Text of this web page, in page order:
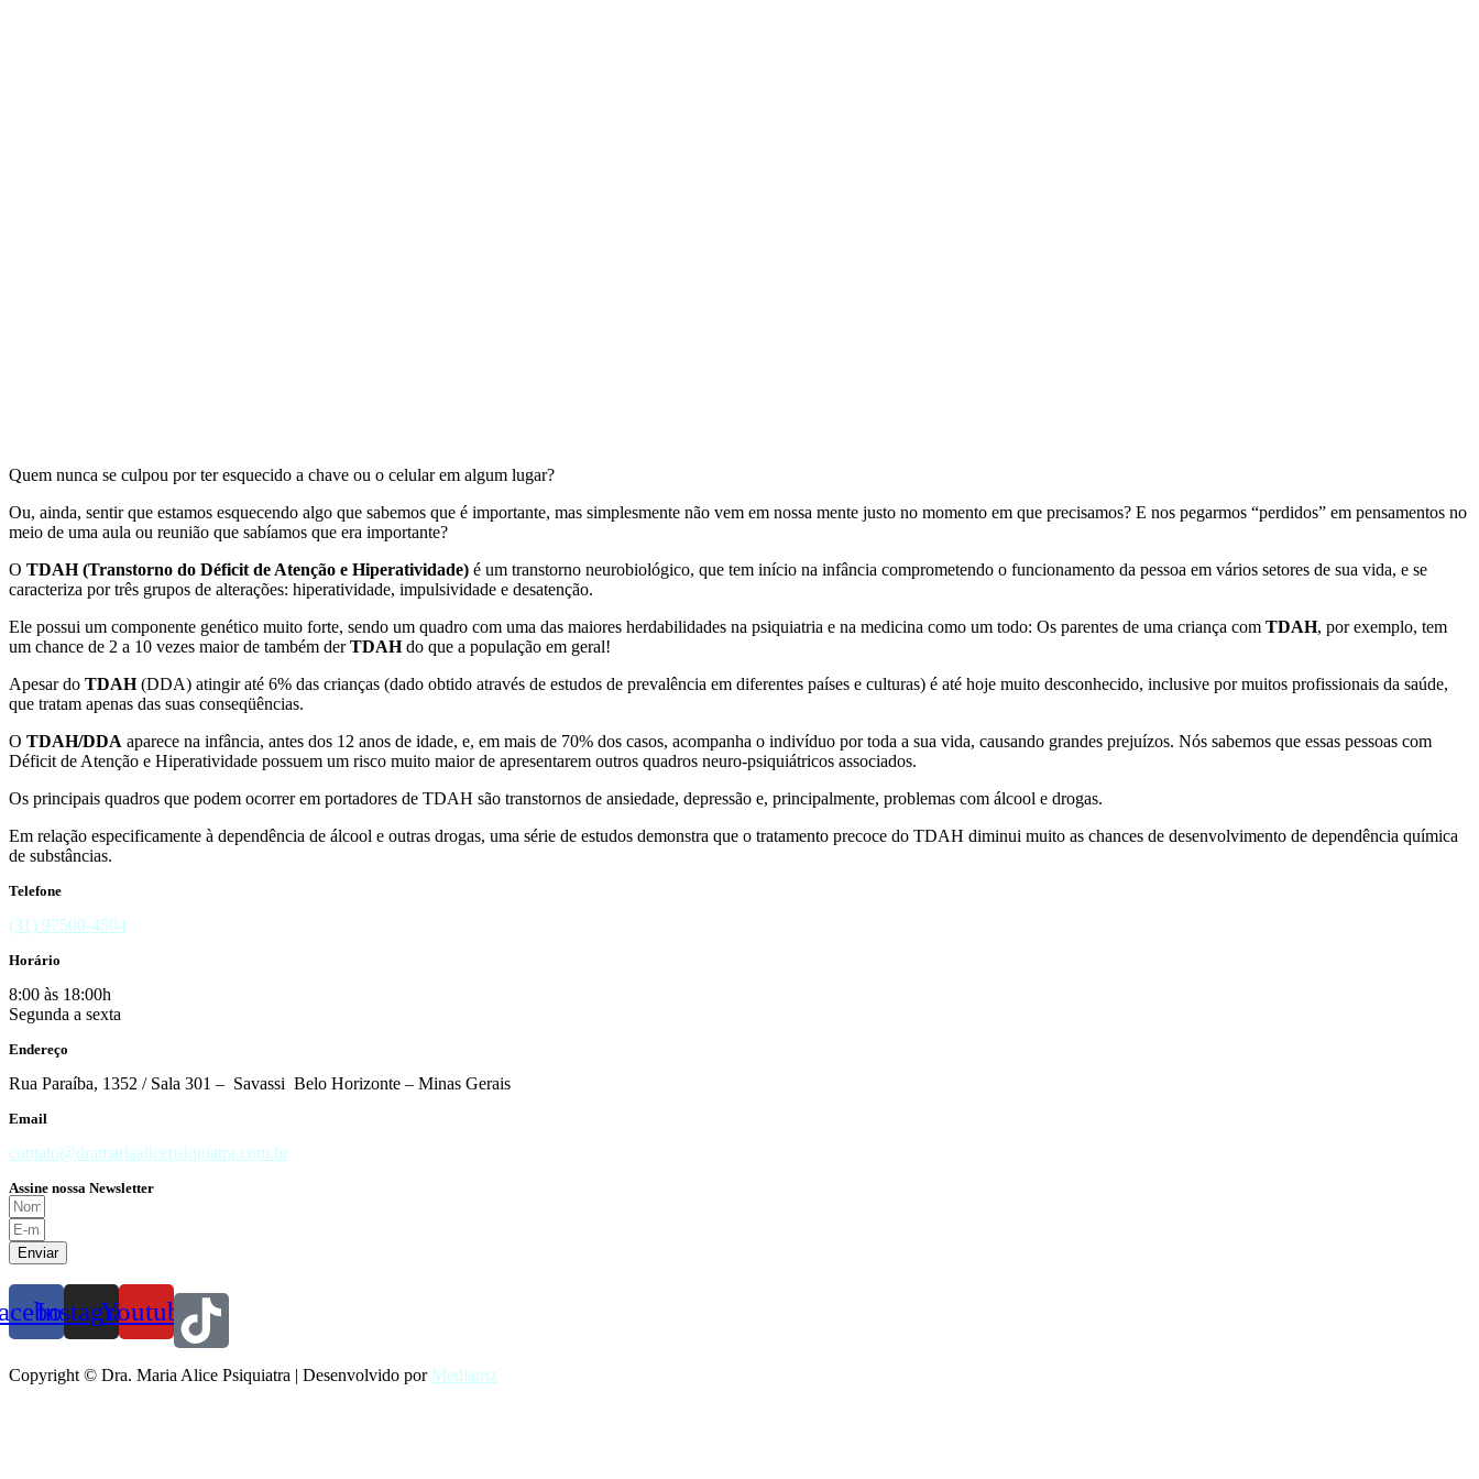
Quem nunca se culpou por ter esquecido a chave ou o celular em algum lugar?
Ou, ainda, sentir que estamos esquecendo algo que sabemos que é importante, mas simplesmente não vem em nossa mente justo no momento em que precisamos? E nos pegarmos “perdidos” em pensamentos no
meio de uma aula ou reunião que sabíamos que era importante?
O TDAH (Transtorno do Déficit de Atenção e Hiperatividade) é um transtorno neurobiológico, que tem início na infância comprometendo o funcionamento da pessoa em vários setores de sua vida, e se
caracteriza por três grupos de alterações: hiperatividade, impulsividade e desatenção.
Ele possui um componente genético muito forte, sendo um quadro com uma das maiores herdabilidades na psiquiatria e na medicina como um todo: Os parentes de uma criança com TDAH, por exemplo, tem
um chance de 2 a 10 vezes maior de também derTDAHdo que a população em geral!
Apesar do TDAH(DDA) atingir até 6% das crianças (dado obtido através de estudos de prevalência em diferentes países e culturas) é até hoje muito desconhecido, inclusive por muitos profissionais da saúde,
que tratam apenas das suas conseqüências.
O TDAH/DDA aparece na infância, antes dos 12 anos de idade, e, em mais de 70% dos casos, acompanha o indivíduo por toda a sua vida, causando grandes prejuízos. Nós sabemos que essas pessoas com
Déficit de Atenção e Hiperatividade possuem um risco muito maior de apresentarem outros quadros neuro-psiquiátricos associados.
Os principais quadros que podem ocorrer em portadores de TDAH são transtornos de ansiedade, depressão e, principalmente, problemas com álcool e drogas.
Em relação especificamente à dependência de álcool e outras drogas, uma série de estudos demonstra que o tratamento precoce do TDAH diminui muito as chances de desenvolvimento de dependência química
de substâncias.
Telefone
(31) 97500-4504
Horário
8:00 às 18:00h
Segunda a sexta
Endereço
Rua Paraíba, 1352 / Sala 301 – Savassi Belo Horizonte – Minas Gerais
Email
contato@dramariaalicepsiquiatra.com.br
Assine nossa Newsletter
Enviar
InstagramYoutube
Copyright © Dra. Maria Alice Psiquiatra | Desenvolvido por Mediatriz